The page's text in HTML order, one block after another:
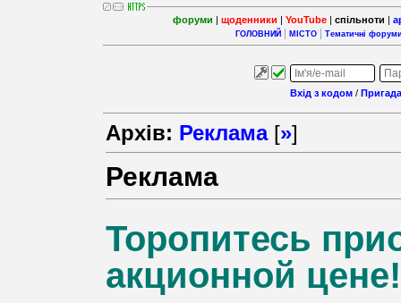
форуми | щоденники | YouTube | спільноти |
ГОЛОВНИЙ МІСТО Тематичні
Вхід з кодом /
Архів: Реклама[»]
Реклама
Торопитесь
акционной цене!